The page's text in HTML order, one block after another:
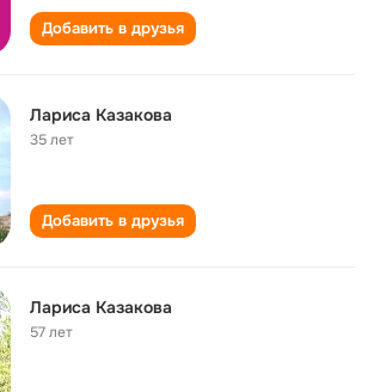
Добавить в друзья
Лариса Казакова
35 лет
Добавить в друзья
Лариса Казакова
57 лет